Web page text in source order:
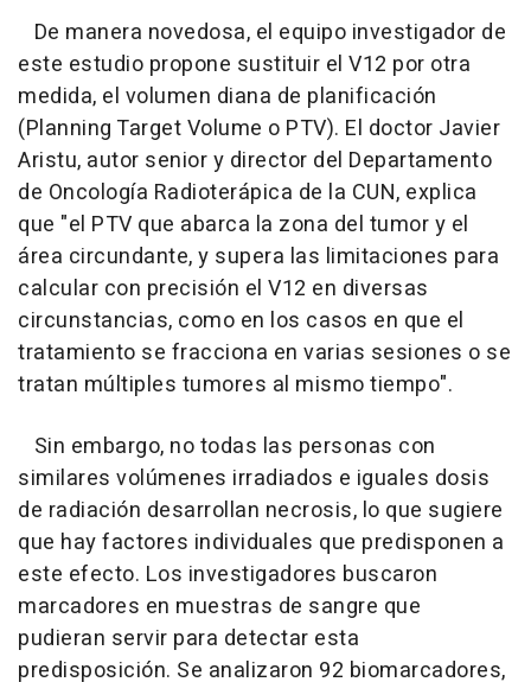
De manera novedosa, el equipo investigador de
este estudio propone sustituir el V12 por otra
medida, el volumen diana de planificación
(Planning Target Volume o PTV). El doctor Javier
Aristu, autor senior y director del Departamento
de Oncología Radioterápica de la CUN, explica
que "el PTV que abarca la zona del tumor y el
área circundante, y supera las limitaciones para
calcular con precisión el V12 en diversas
circunstancias, como en los casos en que el
tratamiento se fracciona en varias sesiones o se
tratan múltiples tumores al mismo tiempo".
Sin embargo, no todas las personas con
similares volúmenes irradiados e iguales dosis
de radiación desarrollan necrosis, lo que sugiere
que hay factores individuales que predisponen a
este efecto. Los investigadores buscaron
marcadores en muestras de sangre que
pudieran servir para detectar esta
predisposición. Se analizaron 92 biomarcadores,